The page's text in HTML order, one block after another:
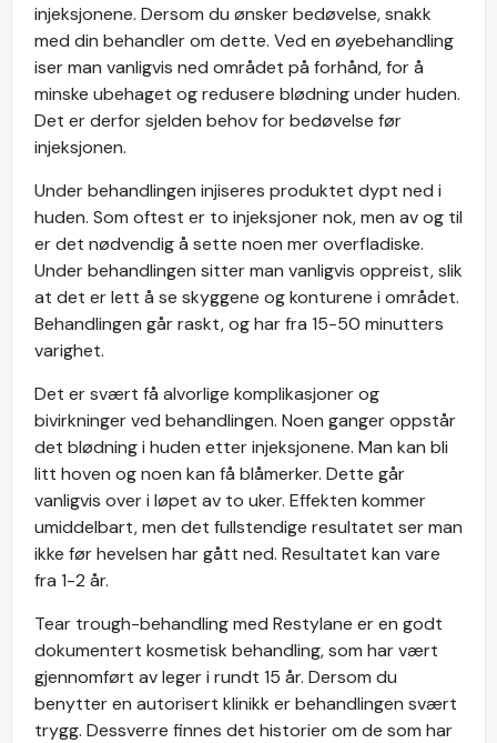
injeksjonene. Dersom du ønsker bedøvelse, snakk
med din behandler om dette. Ved en øyebehandling
iser man vanligvis ned området på forhånd, for å
minske ubehaget og redusere blødning under huden.
Det er derfor sjelden behov for bedøvelse før
injeksjonen.
Under behandlingen injiseres produktet dypt ned i
huden. Som oftest er to injeksjoner nok, men av og til
er det nødvendig å sette noen mer overfladiske.
Under behandlingen sitter man vanligvis oppreist, slik
at det er lett å se skyggene og konturene i området.
Behandlingen går raskt, og har fra 15-50 minutters
varighet.
Det er svært få alvorlige komplikasjoner og
bivirkninger ved behandlingen. Noen ganger oppstår
det blødning i huden etter injeksjonene. Man kan bli
litt hoven og noen kan få blåmerker. Dette går
vanligvis over i løpet av to uker. Effekten kommer
umiddelbart, men det fullstendige resultatet ser man
ikke før hevelsen har gått ned. Resultatet kan vare
fra 1-2 år.
Tear trough-behandling med Restylane er en godt
dokumentert kosmetisk behandling, som har vært
gjennomført av leger i rundt 15 år. Dersom du
benytter en autorisert klinikk er behandlingen svært
trygg. Dessverre finnes det historier om de som har